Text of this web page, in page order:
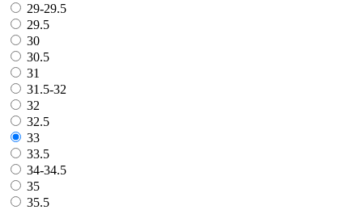
29-29.5
29.5
30
30.5
31
31.5-32
32
32.5
33
33.5
34-34.5
35
35.5